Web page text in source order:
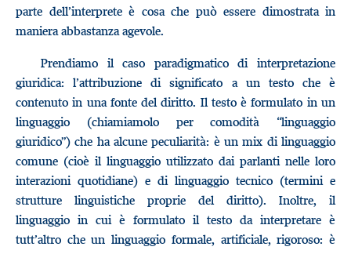
parte dell’interprete è cosa che può essere dimostrata in
maniera abbastanza agevole.
Prendiamo il caso paradigmatico di interpretazione
giuridica: l’attribuzione di significato a un testo che è
contenuto in una fonte del diritto. Il testo è formulato in un
linguaggio (chiamiamolo per comodità “linguaggio
giuridico”) che ha alcune peculiarità: è un mix di linguaggio
comune (cioè il linguaggio utilizzato dai parlanti nelle loro
interazioni quotidiane) e di linguaggio tecnico (termini e
strutture linguistiche proprie del diritto). Inoltre, il
linguaggio in cui è formulato il testo da interpretare è
tutt’altro che un linguaggio formale, artificiale, rigoroso: è